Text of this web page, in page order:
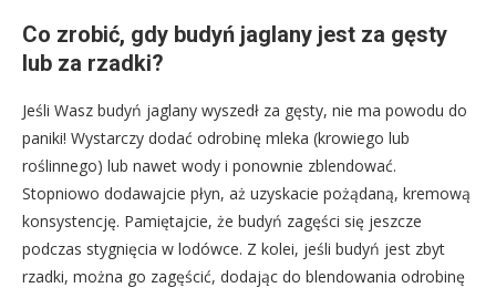
Co zrobić, gdy budyń jaglany jest za gęsty
lub za rzadki?
Jeśli Wasz budyń jaglany wyszedł za gęsty, nie ma powodu do
paniki! Wystarczy dodać odrobinę mleka (krowiego lub
roślinnego) lub nawet wody i ponownie zblendować.
Stopniowo dodawajcie płyn, aż uzyskacie pożądaną, kremową
konsystencję. Pamiętajcie, że budyń zagęści się jeszcze
podczas stygnięcia w lodówce. Z kolei, jeśli budyń jest zbyt
rzadki, można go zagęścić, dodając do blendowania odrobinę